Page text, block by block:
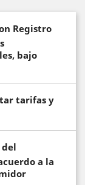
Registro
bajo
tarifas y
del
a la